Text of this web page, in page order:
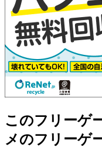
このフリーゲ
メのフリーゲ